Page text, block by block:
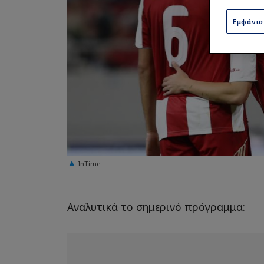
InTime
Αναλυτικά το σημερινό πρόγραμμα: